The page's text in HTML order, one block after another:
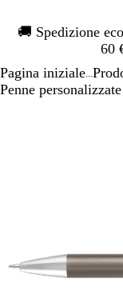
🚚 Spedizione
60
Diapositiva
1
Pagina iniziale
Penne personalizzate